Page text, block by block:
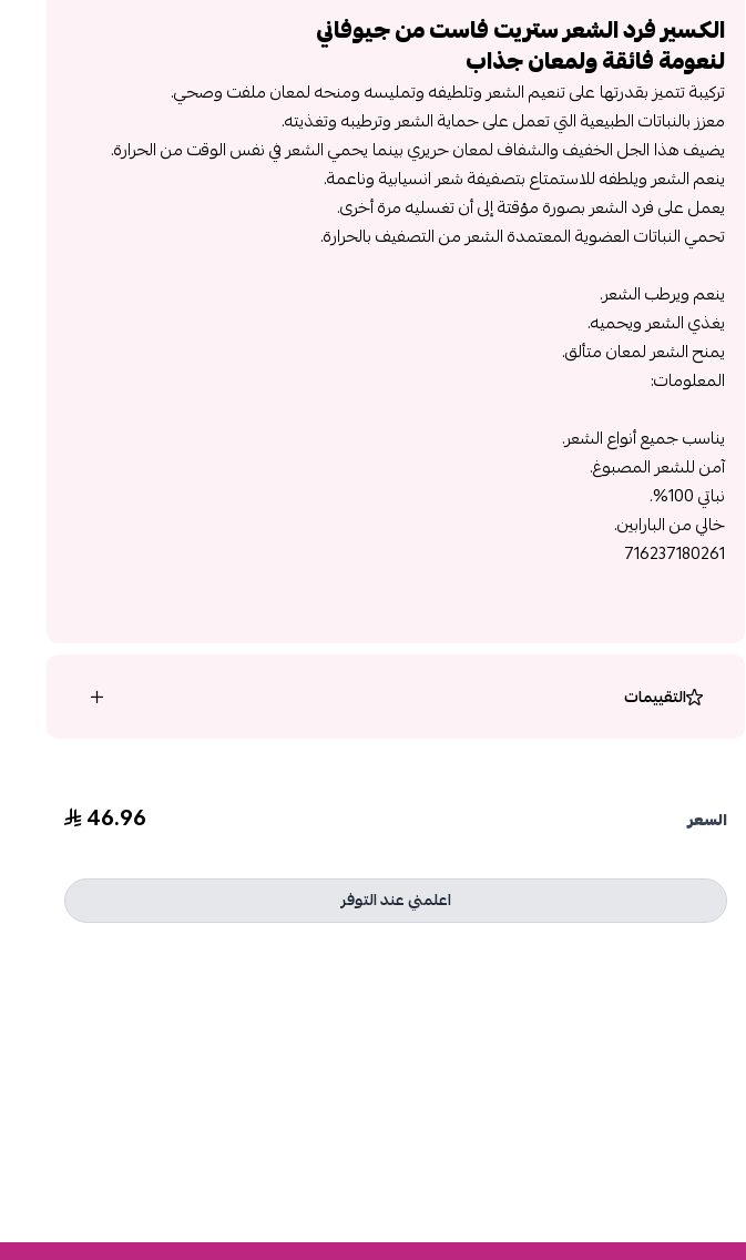
الكسير فرد الشعر ستريت فاست من جيوفاني
لنعومة فائقة ولمعان جذاب
تركيبة تتميز بقدرتها على تنعيم الشعر وتلطيفه وتمليسه ومنحه لمعان ملفت وصحي.
معزز بالنباتات الطبيعية التي تعمل على حماية الشعر وترطيبه وتغذيته.
يضيف هذا الجل الخفيف والشفاف لمعان حريري بينما يحمي الشعر في نفس الوقت من الحرارة.
ينعم الشعر ويلطفه للاستمتاع بتصفيفة شعر انسيابية وناعمة.
يعمل على فرد الشعر بصورة مؤقتة إلى أن تغسليه مرة أخرى.
تحمي النباتات العضوية المعتمدة الشعر من التصفيف بالحرارة.
ينعم ويرطب الشعر.
يغذي الشعر ويحميه.
يمنح الشعر لمعان متألق.
المعلومات:
يناسب جميع أنواع الشعر.
آمن للشعر المصبوغ.
نباتي 100%.
خالي من البارابين.
716237180261
التقييمات
السعر 46.96
اعلمني عند التوفر